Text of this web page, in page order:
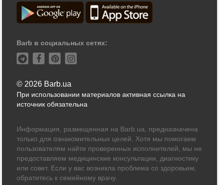
Barb в социальных сетях:
© 2026 Barb.ua
При использовании материалов активная ссылка на
источник обязательна
Информация, размещенная на Barb.ua, предназначена
только для ознакомительных целей. Хотя мы помогаем
пользователям найти проверенных исполнителей, мы не
предоставляем медицинские консультации, диагностику
или совет. Если у вас возникла проблема со здоровьем,
обратитесь к семейному врачу.